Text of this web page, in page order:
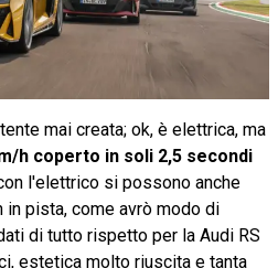
mai creata; ok, è elettrica, ma
h coperto in soli 2,5 secondi
l'elettrico si possono anche
in pista, come avrò modo di
di tutto rispetto per la Audi RS
estetica molto riuscita e tanta